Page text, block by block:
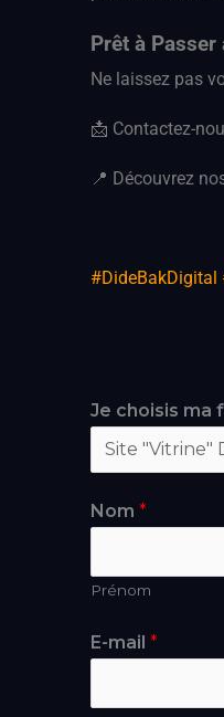
Prêt à
Ne laissez pas
📩 Contactez-
📍 Découvrez
#DideBakDigital
Je choisis ma
Nom *
Prénom
E-mail *